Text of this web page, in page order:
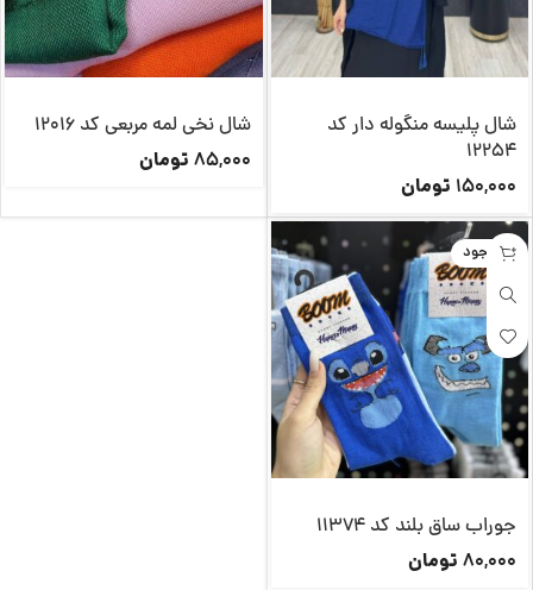
شال پلیسه منگوله دار کد
12254
150,000 تومان
شال نخی لمه مربعی کد 12016
85,000 تومان
ناموجود
جوراب ساق بلند کد 11374
80,000 تومان